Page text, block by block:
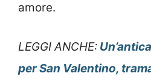
amore.
LEGGI ANCHE:
per San Valentino,